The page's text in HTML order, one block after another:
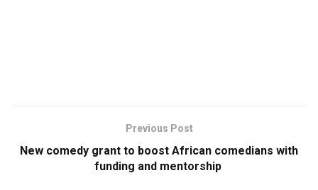
Previous Post
New comedy grant to boost African comedians with
funding and mentorship